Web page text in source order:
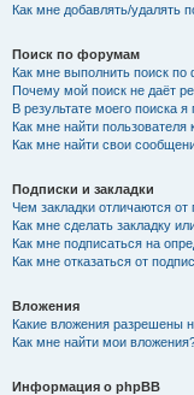
Как мне добавлять/удалять
Поиск по форумам
Как мне выполнить поиск
Почему мой поиск не даёт
В результате моего поиска
Как мне найти пользователя
Как мне найти свои
Подписки и закладки
Чем закладки отличаются от
Как мне сделать закладку
Как мне подписаться на
Как мне отказаться от
Вложения
Какие вложения разрешены
Как мне найти мои
Информация о phpBB